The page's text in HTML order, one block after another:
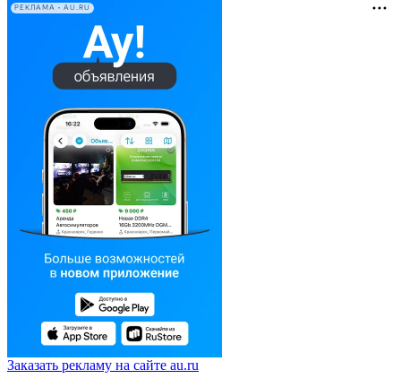
РЕКЛАМА • AU.RU
Заказать рекламу на сайте au.ru